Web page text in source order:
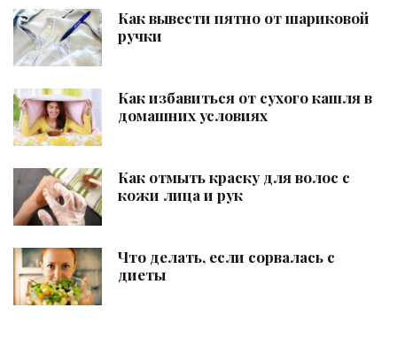
Как вывести пятно от шариковой
ручки
Как избавиться от сухого кашля в
домашних условиях
Как отмыть краску для волос с
кожи лица и рук
Что делать, если сорвалась с
диеты